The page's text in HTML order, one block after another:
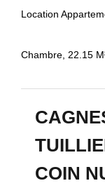
Location
Chambre, 22.15
COIN